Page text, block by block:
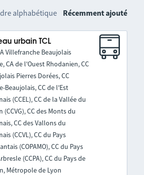
alphabétique Récemment ajouté
urbain TCL
Villefranche Beaujolais
CA de l'Ouest Rhodanien, CC
Pierres Dorées, CC
Beaujolais, CC de l'Est
(CCEL), CC de la Vallée du
(CCVG), CC des Monts du
CC des Vallons du
(CCVL), CC du Pays
(COPAMO), CC du Pays
(CCPA), CC du Pays de
Métropole de Lyon